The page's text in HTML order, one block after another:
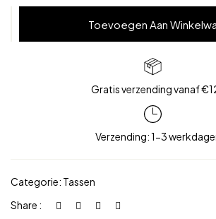
Toevoegen Aan
Gratis verzending vanaf
Verzending: 1-3
Categorie: Tassen
Share :